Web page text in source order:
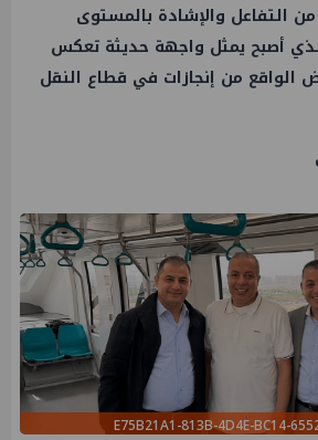
التفاعل والإشادة بالمستوى
أصبح يمثل واجهة حديثة تعكس
الواقع من إنجازات في قطاع النقل
E75B21A1-813B-4D4E-BC14-